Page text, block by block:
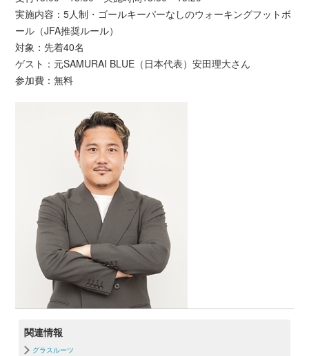
実施内容：5人制・ゴールキーパーなしのウォーキングフットボ
ール（JFA推奨ルール）
対象：先着40名
ゲスト：元SAMURAI BLUE（日本代表）安田理大さん
参加費：無料
関連情報
グラスルーツ